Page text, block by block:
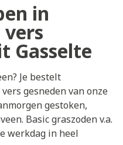
in
Gasselte
Je bestelt
gesneden van onze
gestoken,
Basic graszoden v.a.
werkdag in heel